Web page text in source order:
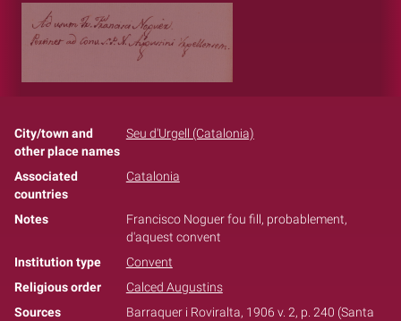
City/town and
other place names
Seu d'Urgell (Catalonia)
Associated
countries
Catalonia
Notes
Francisco Noguer fou fill, probablement,
d'aquest convent
Institution type
Convent
Religious order
Calced Augustins
Sources
Barraquer i Roviralta, 1906 v. 2, p. 240 (Santa